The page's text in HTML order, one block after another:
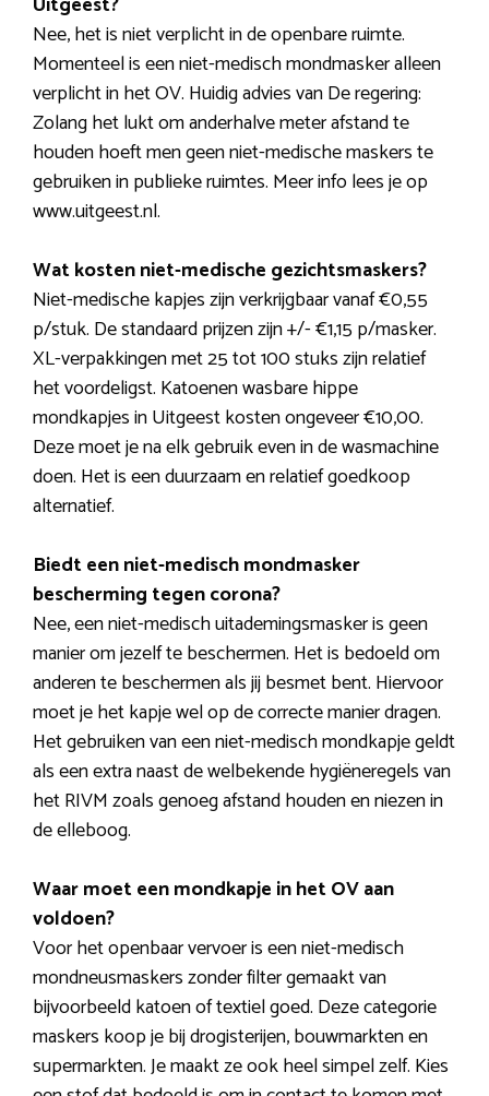
Nee, het is niet verplicht in de openbare ruimte.
Momenteel is een niet-medisch mondmasker alleen
verplicht in het OV. Huidig advies van De regering:
Zolang het lukt om anderhalve meter afstand te
houden hoeft men geen niet-medische maskers te
gebruiken in publieke ruimtes. Meer info lees je op
www.uitgeest.nl.
Wat kosten niet-medische gezichtsmaskers?
Niet-medische kapjes zijn verkrijgbaar vanaf €0,55
p/stuk. De standaard prijzen zijn +/- €1,15 p/masker.
XL-verpakkingen met 25 tot 100 stuks zijn relatief
het voordeligst. Katoenen wasbare hippe
mondkapjes in Uitgeest kosten ongeveer €10,00.
Deze moet je na elk gebruik even in de wasmachine
doen. Het is een duurzaam en relatief goedkoop
alternatief.
Biedt een niet-medisch mondmasker
bescherming tegen corona?
Nee, een niet-medisch uitademingsmasker is geen
manier om jezelf te beschermen. Het is bedoeld om
anderen te beschermen als jij besmet bent. Hiervoor
moet je het kapje wel op de correcte manier dragen.
Het gebruiken van een niet-medisch mondkapje geldt
als een extra naast de welbekende hygiëneregels van
het RIVM zoals genoeg afstand houden en niezen in
de elleboog.
Waar moet een mondkapje in het OV aan
voldoen?
Voor het openbaar vervoer is een niet-medisch
mondneusmaskers zonder filter gemaakt van
bijvoorbeeld katoen of textiel goed. Deze categorie
maskers koop je bij drogisterijen, bouwmarkten en
supermarkten. Je maakt ze ook heel simpel zelf. Kies